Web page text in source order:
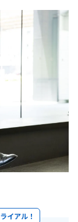
イアル！